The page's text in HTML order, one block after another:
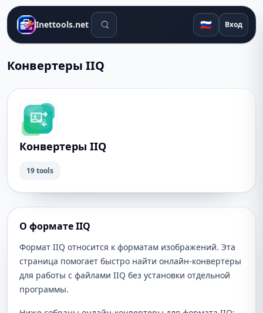
Inettools.net Поиск инструментов 🇷🇺 Вход
Конвертеры IIQ
Конвертеры IIQ
19 tools
О формате IIQ
Формат IIQ относится к форматам изображений. Эта
страница помогает быстро найти онлайн-конвертеры
для работы с файлами IIQ без установки отдельной
программы.